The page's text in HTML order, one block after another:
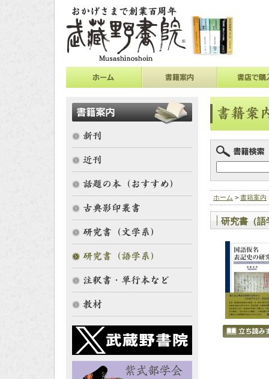
ホーム > 書籍案内
研究書（語